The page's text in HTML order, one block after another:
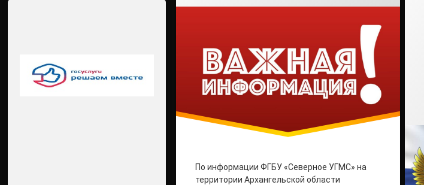
По информации ФГБУ «Северное УГМС» на
территории Архангельской области